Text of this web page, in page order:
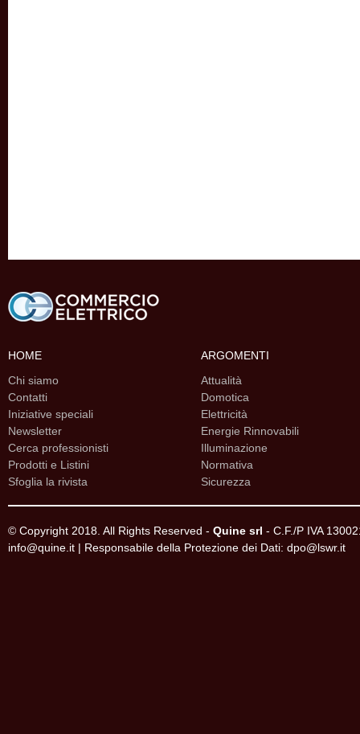
HOME
Chi siamo
Contatti
Iniziative speciali
Newsletter
Cerca professionisti
Prodotti e Listini
Sfoglia la rivista
ARGOMENTI
Attualità
Domotica
Elettricità
Energie Rinnovabili
Illuminazione
Normativa
Sicurezza
© Copyright 2018. All Rights Reserved - Quine srl - C.F./P IVA
info@quine.it | Responsabile della Protezione dei Dati: dpo@lswr.it